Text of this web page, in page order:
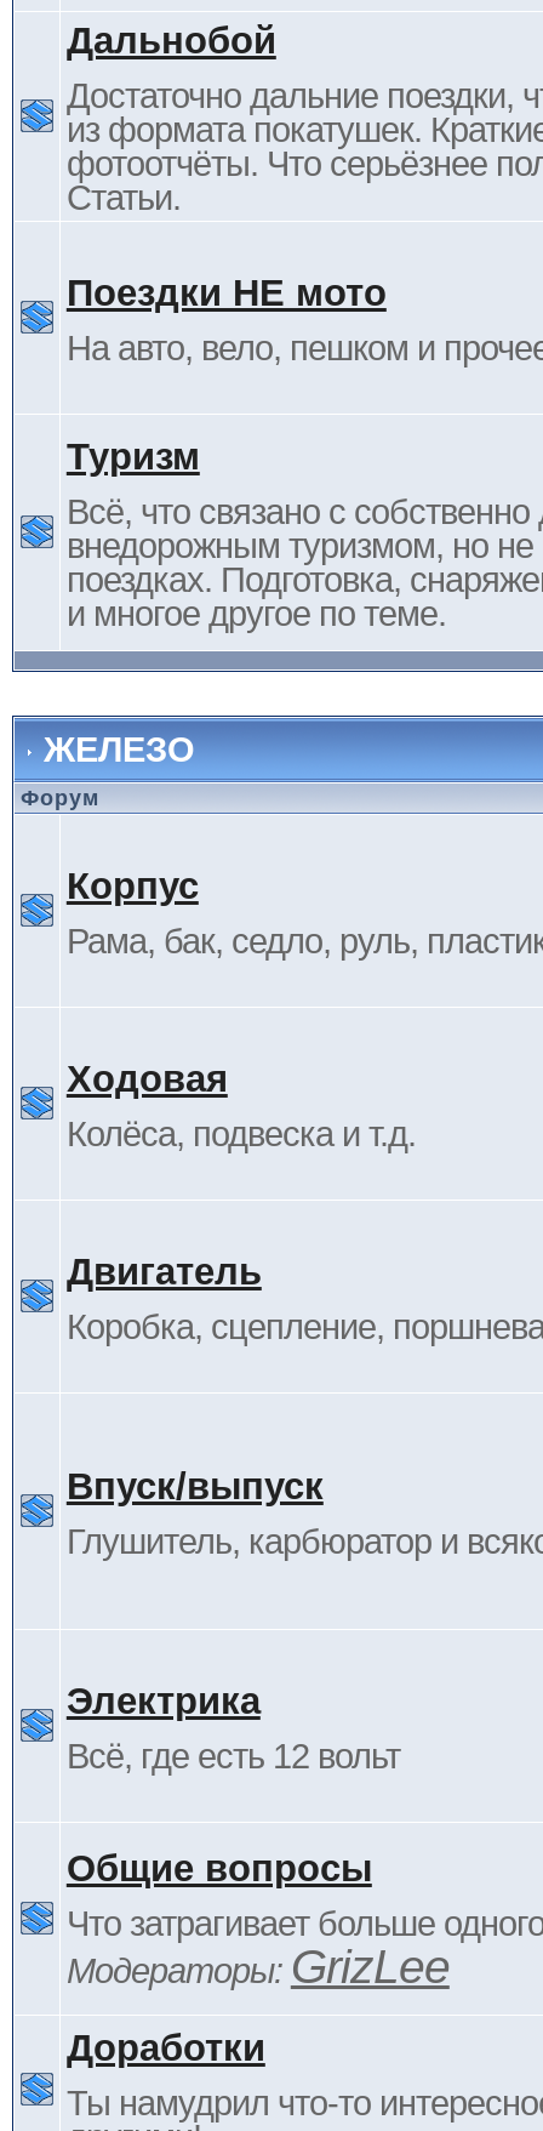
Дальнобой
Достаточно дальние поездки,
из формата покатушек.
фотоотчёты. Что серьёзнее
Статьи.
Поездки НЕ мото
На авто, вело, пешком и
Туризм
Всё, что связано с
внедорожным туризмом, но не
поездках. Подготовка,
и многое другое по теме.
ЖЕЛЕЗО
Форум
Корпус
Рама, бак, седло, руль,
Ходовая
Колёса, подвеска и т.д.
Двигатель
Коробка, сцепление,
Впуск/выпуск
Глушитель, карбюратор и
Электрика
Всё, где есть 12 вольт
Общие вопросы
Что затрагивает больше
Модераторы: GrizLee
Доработки
Ты намудрил что-то